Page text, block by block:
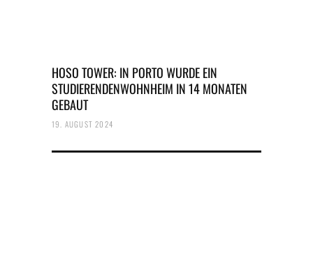
HOSO TOWER: IN PORTO WURDE EIN
STUDIERENDENWOHNHEIM IN 14 MONATEN
GEBAUT
19. AUGUST 2024